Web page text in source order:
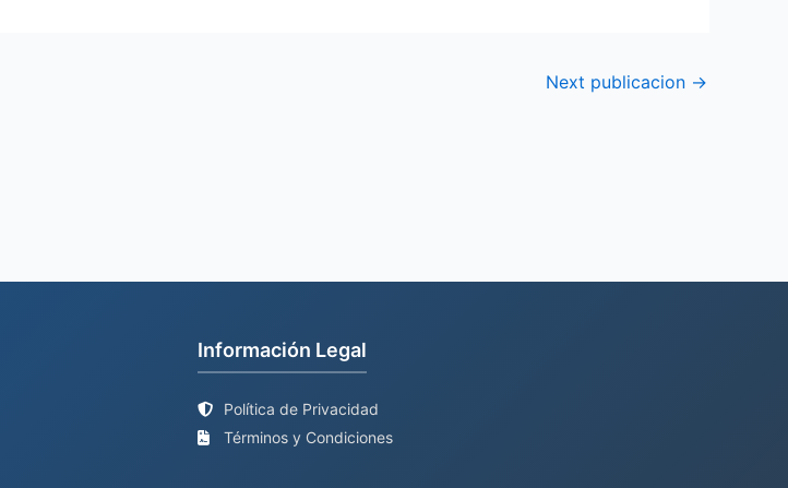
Next publicacion →
Información Legal
Política de Privacidad
Términos y Condiciones